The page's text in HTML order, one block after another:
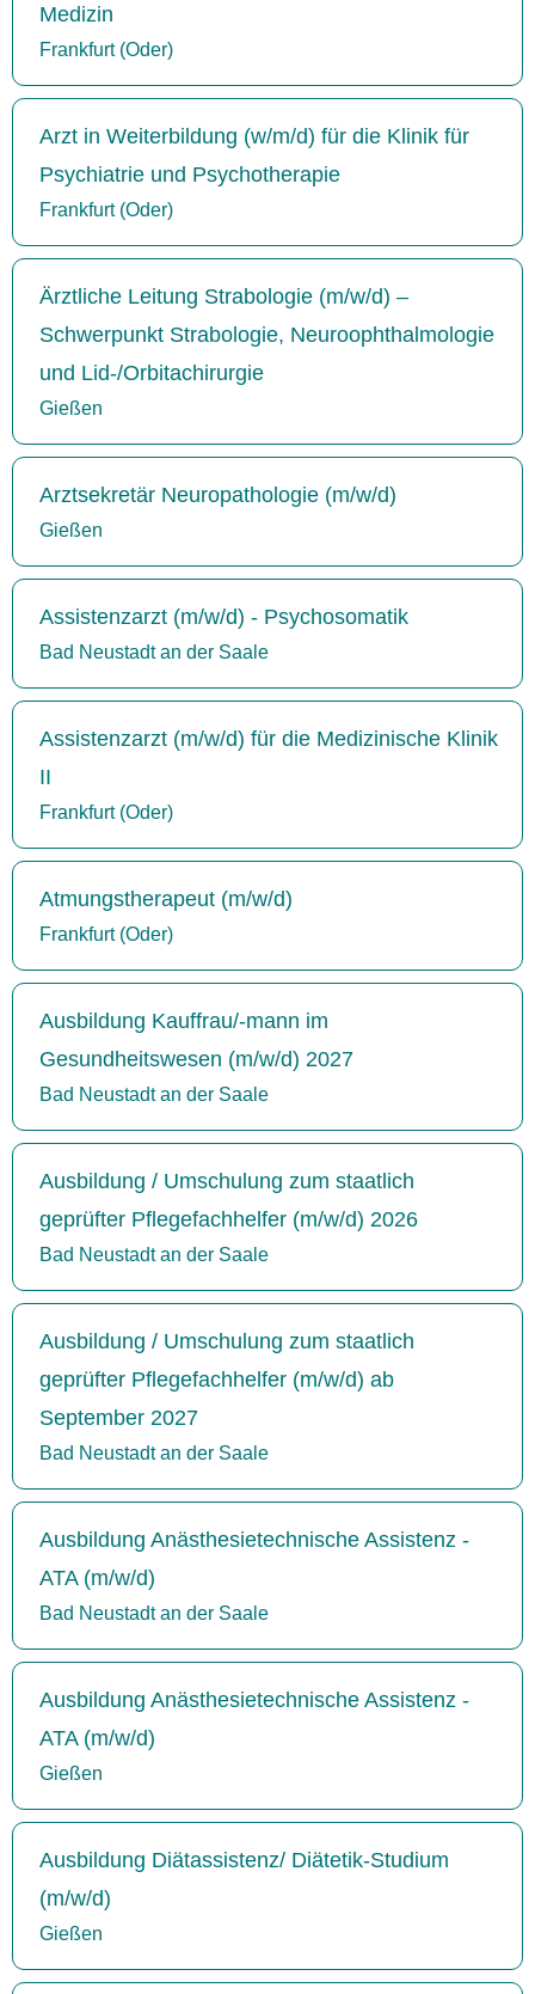
Medizin
Frankfurt (Oder)
Arzt in Weiterbildung (w/m/d) für die Klinik für
Psychiatrie und Psychotherapie
Frankfurt (Oder)
Ärztliche Leitung Strabologie (m/w/d) –
Schwerpunkt Strabologie, Neuroophthalmologie
und Lid-/Orbitachirurgie
Gießen
Arztsekretär Neuropathologie (m/w/d)
Gießen
Assistenzarzt (m/w/d) - Psychosomatik
Bad Neustadt an der Saale
Assistenzarzt (m/w/d) für die Medizinische Klinik
II
Frankfurt (Oder)
Atmungstherapeut (m/w/d)
Frankfurt (Oder)
Ausbildung Kauffrau/-mann im
Gesundheitswesen (m/w/d) 2027
Bad Neustadt an der Saale
Ausbildung / Umschulung zum staatlich
geprüfter Pflegefachhelfer (m/w/d) 2026
Bad Neustadt an der Saale
Ausbildung / Umschulung zum staatlich
geprüfter Pflegefachhelfer (m/w/d) ab
September 2027
Bad Neustadt an der Saale
Ausbildung Anästhesietechnische Assistenz -
ATA (m/w/d)
Bad Neustadt an der Saale
Ausbildung Anästhesietechnische Assistenz -
ATA (m/w/d)
Gießen
Ausbildung Diätassistenz/ Diätetik-Studium
(m/w/d)
Gießen